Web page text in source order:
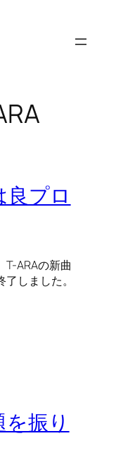
良プロ
T-ARAの新曲
しました。
振り